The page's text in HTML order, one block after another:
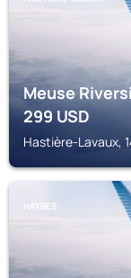
Meuse
299USD
Hastière-Lavaux,
HAYBES